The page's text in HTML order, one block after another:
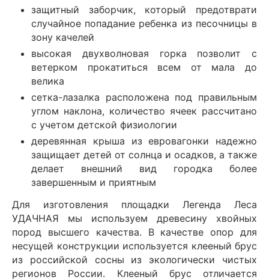
защитный заборчик, который предотврати
случайное попадание ребенка из песочницы в
зону качелей
высокая двухволновая горка позволит с
ветерком прокатиться всем от мала до
велика
сетка-лазалка расположена под правильным
углом наклона, количество ячеек рассчитано
с учетом детской физиологии
деревянная крыша из евровагонки надежно
защищает детей от солнца и осадков, а также
делает внешний вид городка более
завершенным и приятным
Для изготовления площадки Легенда Леса
УДАЧНАЯ мы используем древесину хвойных
пород высшего качества. В качестве опор для
несущей конструкции используется клееный брус
из российской сосны из экологически чистых
регионов России. Клееный брус отличается